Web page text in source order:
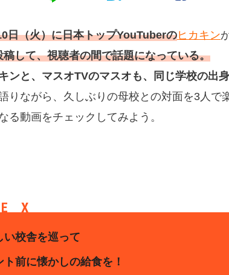
日（火）に日本トップYouTuberのヒカキン
稿して、視聴者の間で話題になっている。
ンと、マスオTVのマスオも、同じ学校の出身
りながら、久しぶりの母校との対面を3人で
る動画をチェックしてみよう。
い校舎を巡って
ト前に懐かしの給食を！